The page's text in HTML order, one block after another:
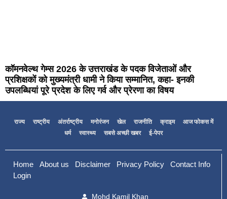
कॉमनवेल्थ गेम्स 2026 के उत्तराखंड के पदक विजेताओं और
प्रशिक्षकों को मुख्यमंत्री धामी ने किया सम्मानित, कहा- इनकी
उपलब्धियां पूरे प्रदेश के लिए गर्व और प्रेरणा का विषय
राज्य राष्ट्रीय अंतर्राष्ट्रीय मनोरंजन खेल राजनीति क्राइम
आज फोकस में
धर्म
स्वास्थ्य सबसे अच्छी खबर ई-पेपर
Home About us Disclaimer Privacy Policy
Contact Info
Login
Mohd Kamil Khan